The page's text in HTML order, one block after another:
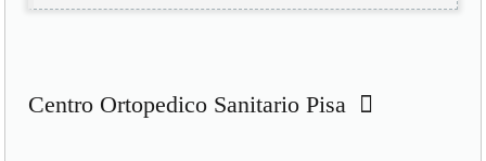
Centro Ortopedico Sanitario Pisa